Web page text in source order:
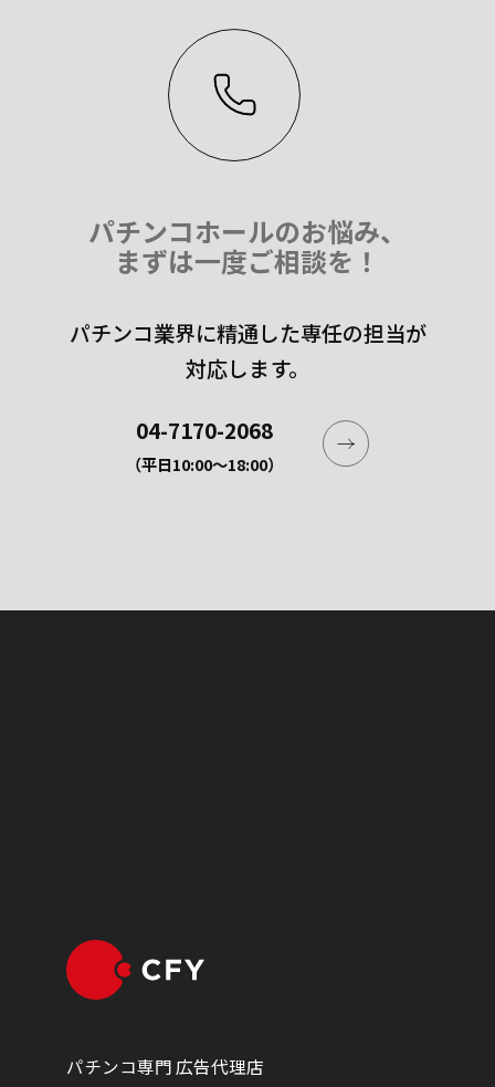
パチンコホールのお悩み、
まずは一度ご相談を！
パチンコ業界に精通した専任の担当が
対応します。
04-7170-2068
（平日10:00〜18:00）
パチンコ専門 広告代理店